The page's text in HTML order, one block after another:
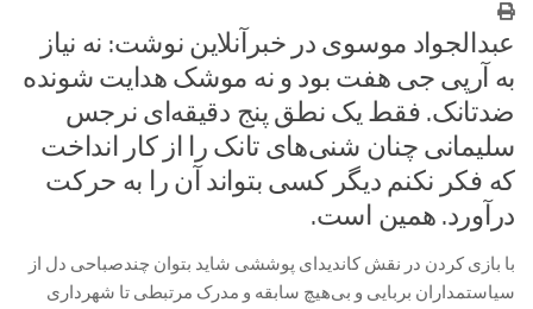
عبدالجواد موسوی در خبرآنلاین نوشت: نه نیاز
به آرپی جی هفت بود و نه موشک هدایت شونده
ضدتانک. فقط یک نطق پنج دقیقه‌ای نرجس
سلیمانی چنان شنی‌های تانک را از کار انداخت
که فکر نکنم دیگر کسی بتواند آن را به حرکت
درآورد. همین است.
با بازی کردن در نقش کاندیدای پوششی شاید بتوان چندصباحی دل از
سیاستمداران بربایی و بی‌هیچ سابقه و مدرک مرتبطی تا شهرداری